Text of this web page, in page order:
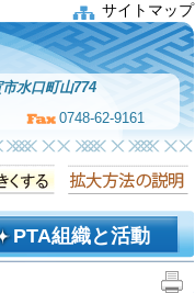
サイトマップ
水口町山774
0748-62-9161
PTA組織と活動